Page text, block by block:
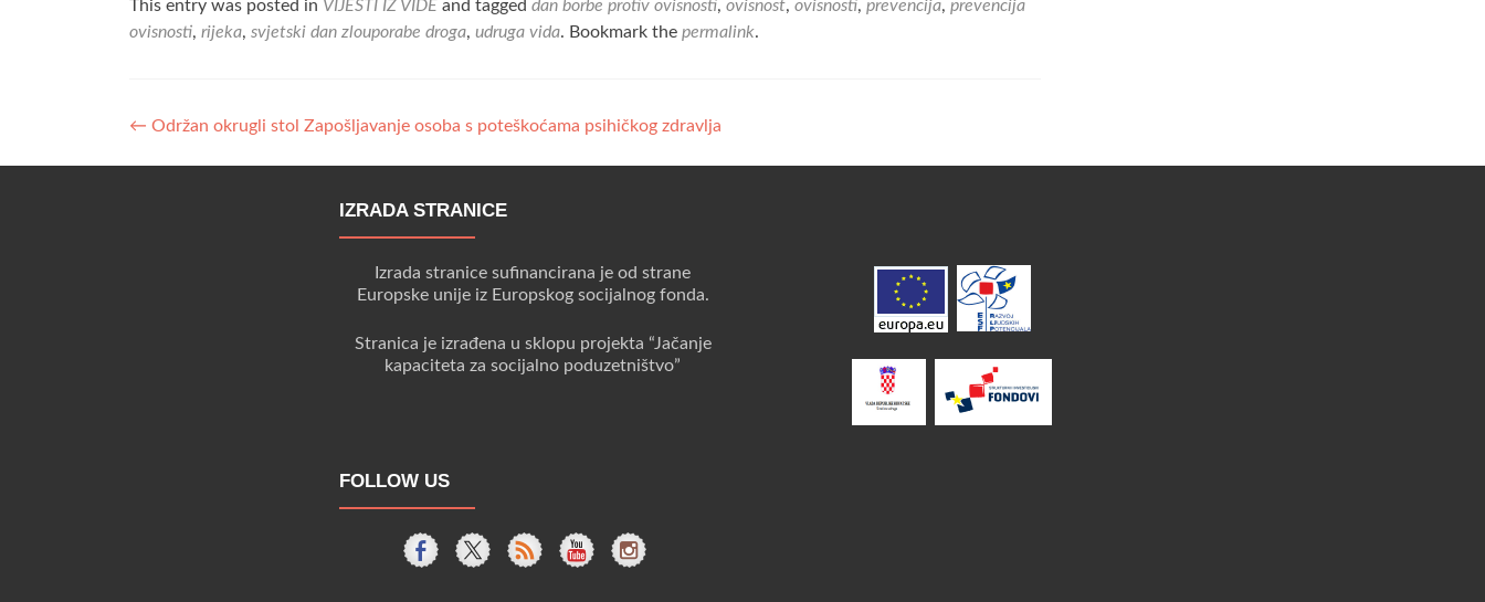
This entry was posted in VIJESTI IZ VIDE and tagged dan borbe protiv ovisnosti, ovisnost, ovisnosti, prevencija, prevencija
ovisnosti, rijeka, svjetski dan zlouporabe droga, udruga vida. Bookmark the permalink.
Post
navigation
← Održan okrugli stol Zapošljavanje osoba s poteškoćama psihičkog zdravlja
IZRADA STRANICE
Izrada stranice sufinancirana je od strane
Europske unije iz Europskog socijalnog fonda.
Stranica je izrađena u sklopu projekta “Jačanje
kapaciteta za socijalno poduzetništvo”
FOLLOW US